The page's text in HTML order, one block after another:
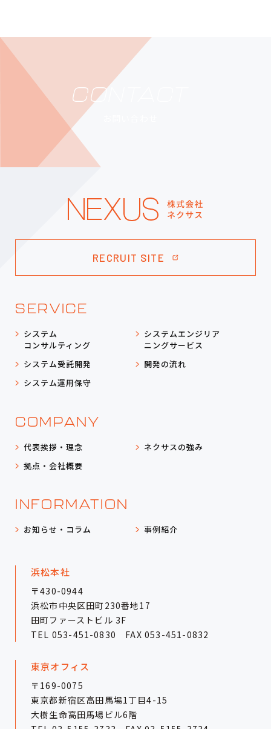
CONTACT
RECRUIT SITE
SERVICE
システム
コンサルティング
システム受託開発
システム運用保守
システムエンジリア
ニングサービス
開発の流れ
COMPANY
代表挨拶・理念
拠点・会社概要
ネクサスの強み
INFORMATION
お知らせ・コラム 事例紹介
浜松本社
〒430-0944
浜松市中央区田町230番地17
田町ファーストビル 3F
TEL 053-451-0830 FAX 053-451-0832
東京オフィス
〒169-0075
東京都新宿区高田馬場1丁目4-15
大樹生命高田馬場ビル6階